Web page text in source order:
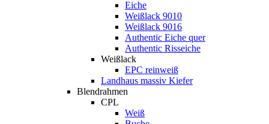
Eiche
Weißlack 9010
Weißlack 9016
Authentic Eiche quer
Authentic Risseiche
Weißlack
EPC reinweiß
Landhaus massiv Kiefer
Blendrahmen
CPL
Weiß